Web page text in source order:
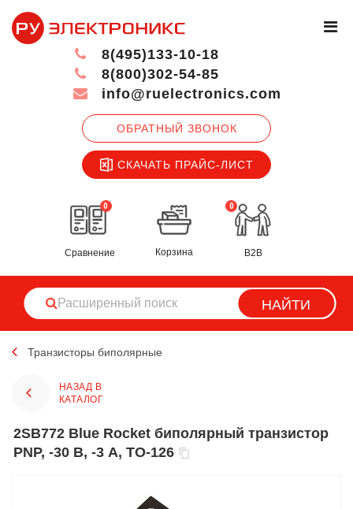
ОБРАТНЫЙ ЗВОНОК
СКАЧАТЬ ПРАЙС-ЛИСТ
8(495)133-10-18
8(800)302-54-85
info@ruelectronics.com
0
Сравнение
0
Корзина B2B
НАЙТИ
Транзисторы биполярные
НАЗАД В
КАТАЛОГ
2SB772 Blue Rocket биполярный транзистор
PNP, -30 В, -3 А, TO-126